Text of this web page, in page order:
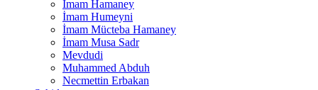
İmam Hamaney
İmam Humeyni
İmam Mücteba Hamaney
İmam Musa Sadr
Mevdudi
Muhammed Abduh
Necmettin Erbakan